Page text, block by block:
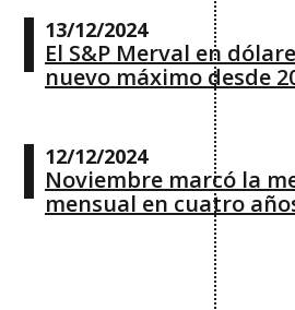
13/12/2024
El S&P Merval en
nuevo máximo desde
12/12/2024
Noviembre marcó la
mensual en cuatro